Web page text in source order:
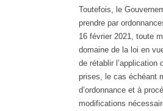
Toutefois, le
prendre par
16 février 2021, toute
domaine de la loi en
de rétablir l’application
prises, le cas échéant
d’ordonnance et à
modifications